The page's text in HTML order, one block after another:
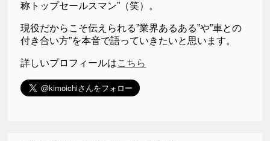
称トップセールスマン”（笑）。
現役だからこそ伝えられる”業界あるある”や”車との
付き合い方”を本音で語っていきたいと思います。
詳しいプロフィールはこちら